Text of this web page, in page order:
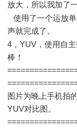
放大，所以我加了
使用了一个运放
声就完成了。
4，YUV，使用自
棒！
图片为晚上手机拍
YUV对比图。